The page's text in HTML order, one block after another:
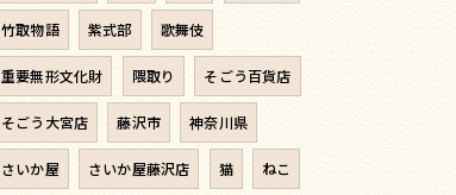
竹取物語 紫式部 歌舞伎
重要無形文化財 隈取り そごう百貨店
そごう大宮店 藤沢市 神奈川県
さいか屋 さいか屋藤沢店 猫 ねこ